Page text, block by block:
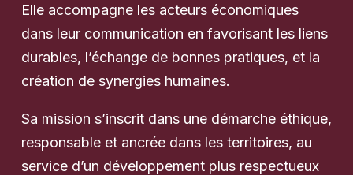
Elle accompagne les acteurs économiques
dans leur communication en favorisant les liens
durables, l’échange de bonnes pratiques, et la
création de synergies humaines.
Sa mission s’inscrit dans une démarche éthique,
responsable et ancrée dans les territoires, au
service d’un développement plus respectueux